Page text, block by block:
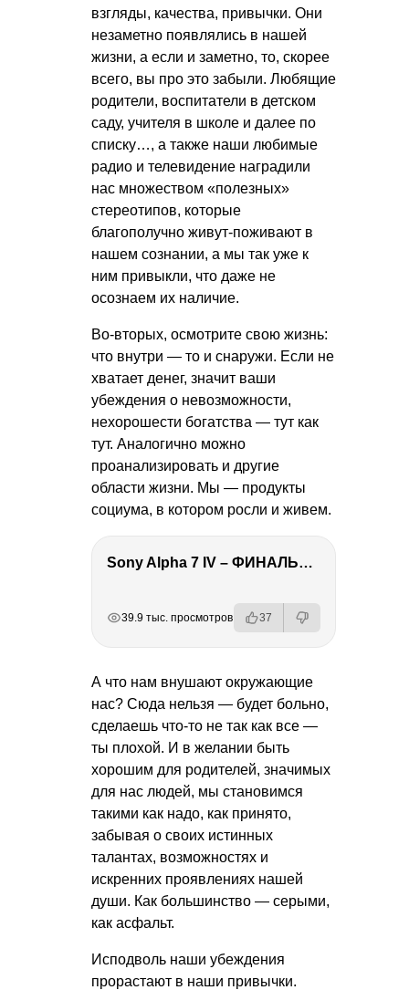
взгляды, качества, привычки. Они
незаметно появлялись в нашей
жизни, а если и заметно, то, скорее
всего, вы про это забыли. Любящие
родители, воспитатели в детском
саду, учителя в школе и далее по
списку…, а также наши любимые
радио и телевидение наградили
нас множеством «полезных»
стереотипов, которые
благополучно живут-поживают в
нашем сознании, а мы так уже к
ним привыкли, что даже не
осознаем их наличие.
Во-вторых, осмотрите свою жизнь:
что внутри — то и снаружи. Если не
хватает денег, значит ваши
убеждения о невозможности,
нехорошести богатства — тут как
тут. Аналогично можно
проанализировать и другие
области жизни. Мы — продукты
социума, в котором росли и живем.
Sony Alpha 7 IV – ФИНАЛЬНЫЙ ОБЗОР
39.9 тыс. просмотров 37
А что нам внушают окружающие
нас? Сюда нельзя — будет больно,
сделаешь что-то не так как все —
ты плохой. И в желании быть
хорошим для родителей, значимых
для нас людей, мы становимся
такими как надо, как принято,
забывая о своих истинных
талантах, возможностях и
искренних проявлениях нашей
души. Как большинство — серыми,
как асфальт.
Исподволь наши убеждения
прорастают в наши привычки.